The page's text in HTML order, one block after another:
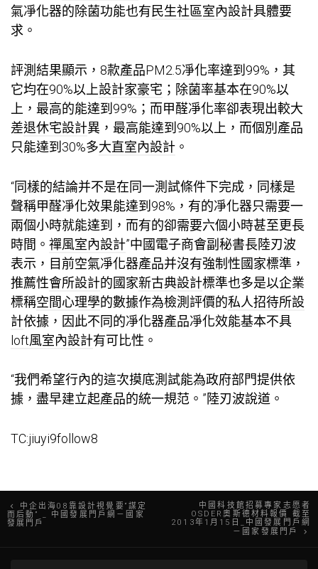
氣凈化器的除菌功能也有民生社區室內設計具體要
求。
評測結果顯示，8款產品PM2.5凈化率達到99%，其
它均在90%以上設計家豪宅 ；除菌率基本在90%以
上，最高的能達到99%；而甲醛凈化率卻表現出較大
差退休宅設計異，最高能達到90%以上，而個別產品
只能達到30%多大直室內設計 。
“同樣的結論并不是在同一測試條件下完成，同樣是
聲稱甲醛凈化效果能達到98%，有的凈化器只需要一
兩個小時就能達到，而有的卻需要六個小時甚至更長
時間。 禪風室內設計”中國電子商會副秘書長陸刃波
表示，目前空氣凈化器產品并沒有強制性國家標準，
推薦性會所設計的國家新古典設計標準也多是以企業
標稱空間心理學的數據作為檢測評價的私人招待所設
計依據，因此不同的凈化器產品凈化效能基本不具
loft風室內設計有可比性。
“我們希望行內的這次摸底測試能為政府部門提供依
據，盡早建立起產品的統一規范。”陸刃波說道。
TC:jiuyi9follow8
文
章
中企出海08靠設計視覺要“謀定
而后動” _ 中國發展門戶網－國家
發展門戶
中國科技館招募專家志愿者
OSDER奧斯德材料報價 截至
2013年1月15日_中國發展門戶網
－國家發展門戶